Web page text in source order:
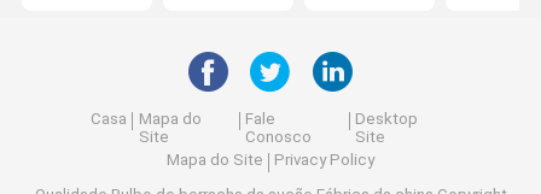
Grupo colocando facial
Grupo colocando de Hijama
Casa
Mapa do
Site
Fale
Conosco
Desktop
Site
Mapa do Site
Privacy Policy